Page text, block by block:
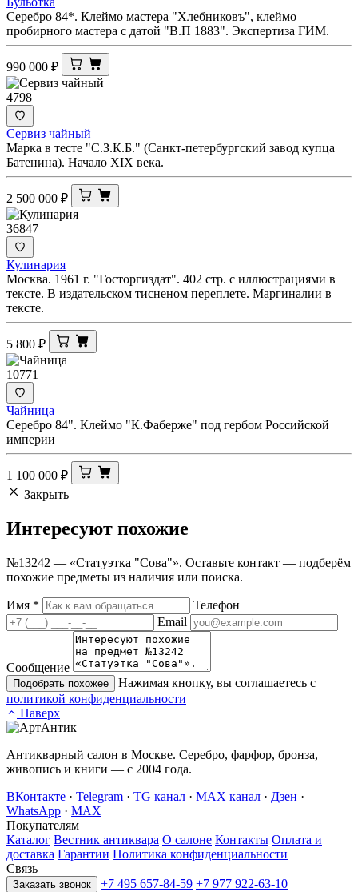
Серебро 84*. Клеймо мастера "Хлебниковъ", клеймо
пробирного мастера с датой "В.П 1883". Экспертиза ГИМ.
990 000 ₽
4798
Сервиз чайный
Марка в тесте "С.З.К.Б." (Санкт-петербургский завод купца
Батенина). Начало XIX века.
2 500 000 ₽
36847
Кулинария
Москва. 1961 г. "Госторгиздат". 402 стр. с иллюстрациями в
тексте. В издательском тисненом переплете. Маргиналии в
тексте.
5 800 ₽
10771
Чайница
Серебро 84". Клеймо "К.Фаберже" под гербом Российской
империи
1 100 000 ₽
Закрыть
Интересуют похожие
№13242 — «Статуэтка "Сова"». Оставьте контакт — подберём
похожие предметы из наличия или поиска.
Имя *
Телефон
Email
Сообщение
Подобрать похожее
Нажимая кнопку, вы соглашаетесь с
политикой конфиденциальности
Наверх
Антикварный салон в Москве. Серебро, фарфор, бронза,
живопись и книги — с 2004 года.
ВКонтакте · Telegram · TG канал · MAX канал · Дзен ·
WhatsApp · MAX
Покупателям
Каталог Вестник антиквара О салоне Контакты Оплата и
доставка Гарантии Политика конфиденциальности
Связь
Заказать звонок +7 495 657-84-59 +7 977 922-63-10